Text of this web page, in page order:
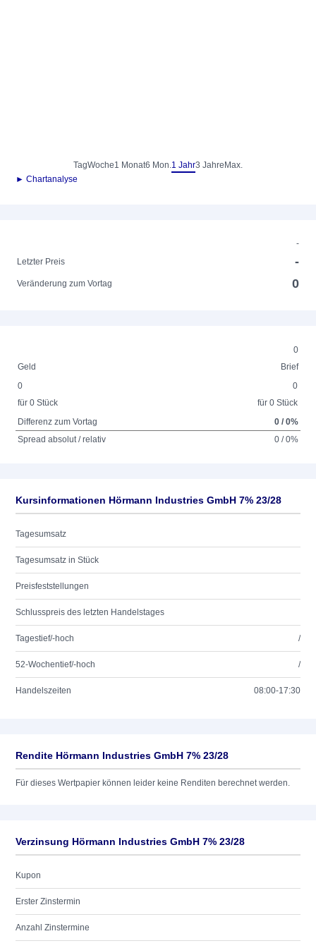
TagWoche1 Monat6 Mon.1 Jahr3 Jahre Max.
► Chartanalyse
-
Letzter Preis
-
Veränderung zum Vortag 0
0
Geld
Brief
0
für 0 Stück
0
für 0 Stück
Differenz zum Vortag
0 / 0%
Spread absolut / relativ
0 / 0%
Kursinformationen Hörmann Industries GmbH 7% 23/28
Tagesumsatz
Tagesumsatz in Stück
Preisfeststellungen
Schlusspreis des letzten Handelstages
Tagestief/-hoch /
52-Wochentief/-hoch /
Handelszeiten 08:00-17:30
Rendite Hörmann Industries GmbH 7% 23/28
Für dieses Wertpapier können leider keine Renditen berechnet werden.
Verzinsung Hörmann Industries GmbH 7% 23/28
Kupon
Erster Zinstermin
Anzahl Zinstermine